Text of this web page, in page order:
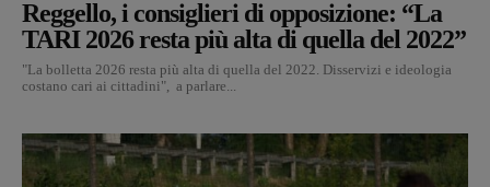
Reggello, i consiglieri di opposizione: “La
TARI 2026 resta più alta di quella del 2022”
"La bolletta 2026 resta più alta di quella del 2022. Disservizi e ideologia
costano cari ai cittadini", a parlare...